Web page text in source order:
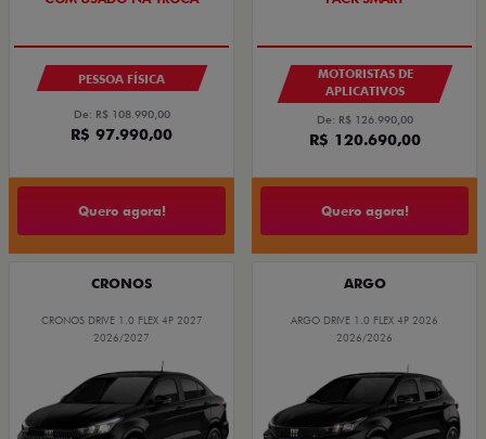
PESSOA FÍSICA
De: R$ 108.990,00
R$ 97.990,00
Quero agora!
MOTORISTAS DE
APLICATIVOS
De: R$ 126.990,00
R$ 120.690,00
Quero agora!
CRONOS
CRONOS DRIVE 1.0 FLEX 4P 2027
2026/2027
ARGO
ARGO DRIVE 1.0 FLEX 4P 2026
2026/2026